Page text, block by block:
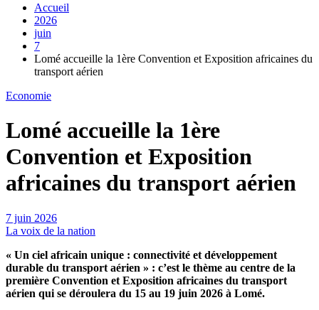
Accueil
2026
juin
7
Lomé accueille la 1ère Convention et Exposition africaines du
transport aérien
Economie
Lomé accueille la 1ère
Convention et Exposition
africaines du transport aérien
7 juin 2026
La voix de la nation
« Un ciel africain unique : connectivité et développement
durable du transport aérien » : c’est le thème au centre de la
première Convention et Exposition africaines du transport
aérien qui se déroulera du 15 au 19 juin 2026 à Lomé.